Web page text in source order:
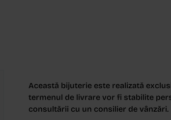
Această bijuterie este realizată
termenul de livrare vor fi stabilite
consultării cu un consilier de vânzări.